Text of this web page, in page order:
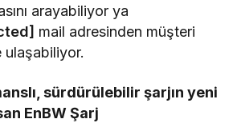
arayabiliyor ya
mail adresinden müşteri
ulaşabiliyor.
sürdürülebilir şarjın yeni
EnBW Şarj